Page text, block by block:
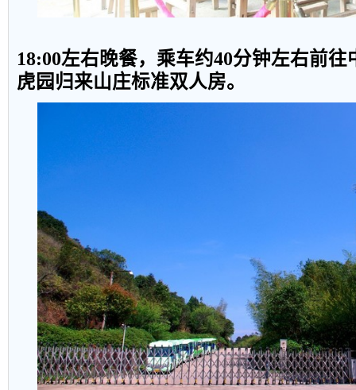
18:00左右晚餐，乘车约40分钟左右前往
虎园归来山庄标准双人房。